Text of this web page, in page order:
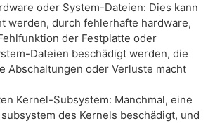
oder System-Dateien: Dies kann
werden, durch fehlerhafte hardware,
der Festplatte oder
Dateien beschädigt werden, die
Abschaltungen oder Verluste macht
Kernel-Subsystem: Manchmal, eine
des Kernels beschädigt, und